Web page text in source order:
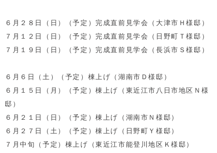
６月２８日（日）（予定）完成直前見学会（大津市Ｈ様邸）
７月１２日（日）（予定）完成直前見学会（日野町Ｔ様邸）
７月１９日（日）（予定）完成直前見学会（長浜市Ｓ様邸）
６月６日（土）（予定）棟上げ（湖南市Ｄ様邸）
６月１５日（月）（予定）棟上げ（東近江市八日市地区Ｎ様
邸）
６月２１日（日）（予定）棟上げ（湖南市Ｎ様邸）
６月２７日（土）（予定）棟上げ（日野町Ｙ様邸）
７月中旬（予定）棟上げ（東近江市能登川地区Ｋ様邸）